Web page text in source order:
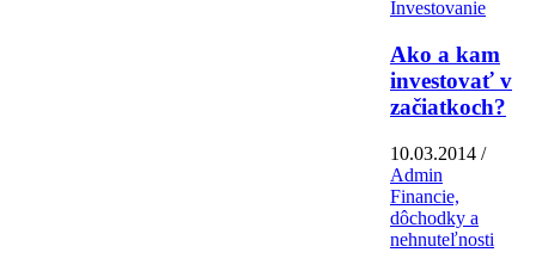
Investovanie
Ako a kam
investovať v
začiatkoch?
10.03.2014 /
Admin
Financie,
dôchodky a
nehnuteľnosti